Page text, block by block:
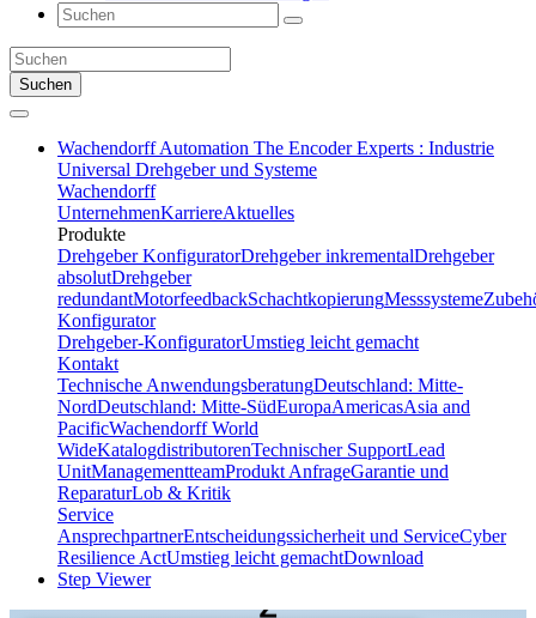
Suchen
Wachendorff Automation The Encoder Experts : Industrie
Universal Drehgeber und Systeme
Wachendorff
UnternehmenKarriereAktuelles
Produkte
Drehgeber KonfiguratorDrehgeber inkrementalDrehgeber
absolutDrehgeber
redundantMotorfeedbackSchachtkopierungMesssysteme
Konfigurator
Drehgeber-KonfiguratorUmstieg leicht gemacht
Kontakt
Technische AnwendungsberatungDeutschland: Mitte-
NordDeutschland: Mitte-SüdEuropaAmericasAsia and
PacificWachendorff World
WideKatalogdistributorenTechnischer SupportLead
UnitManagementteamProdukt AnfrageGarantie und
ReparaturLob & Kritik
Service
AnsprechpartnerEntscheidungssicherheit und ServiceCyber
Resilience ActUmstieg leicht gemachtDownload
Step Viewer